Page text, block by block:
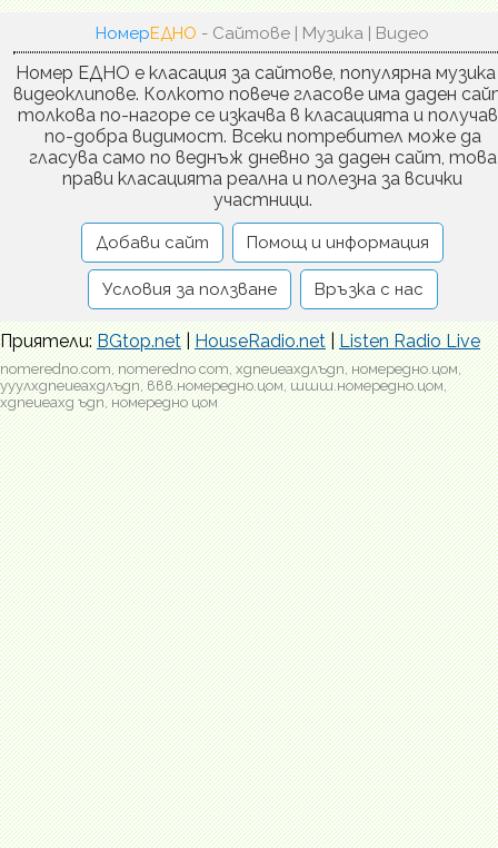
НомерЕДНО - Сайтове | Музика | Видео
Номер ЕДНО е класация за сайтове, популярна музика
видеоклипове. Колкото повече гласове има даден
толкова по-нагоре се изкачва в класацията и
по-добра видимост. Всеки потребител може да
гласува само по веднъж дневно за даден сайт, това
прави класацията реална и полезна за всички
участници.
Добави сайт Помощ и информация
Условия за ползване Връзка с нас
Приятели:BGtop.net|HouseRadio.net|Listen Radio Live
nomeredno.com, nomeredno com, хдпеиеахдлъдп, номередно.цом,
ууулхдпеиеахдлъдп, ввв.номередно.цом, шшш.номередно.цом,
хдпеиеахд ъдп, номередно цом